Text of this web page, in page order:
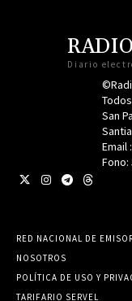
Diario
San
Email
Fono:
RED NACIONAL DE
NOSOTROS
POLÍTICA DE USO Y
TARIFARIO SERVEL